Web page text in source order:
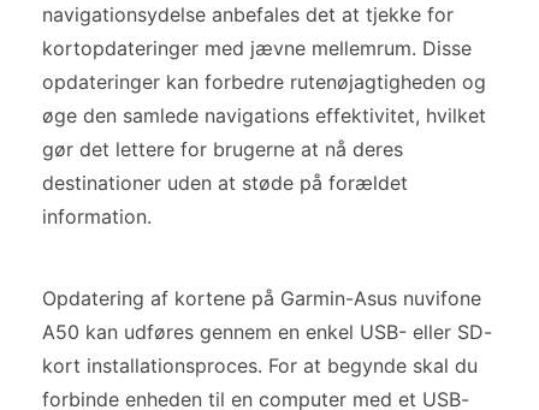
navigationsydelse anbefales det at tjekke for
kortopdateringer med jævne mellemrum. Disse
opdateringer kan forbedre rutenøjagtigheden og
øge den samlede navigations effektivitet, hvilket
gør det lettere for brugerne at nå deres
destinationer uden at støde på forældet
information.
Opdatering af kortene på Garmin-Asus nuvifone
A50 kan udføres gennem en enkel USB- eller SD-
kort installationsproces. For at begynde skal du
forbinde enheden til en computer med et USB-